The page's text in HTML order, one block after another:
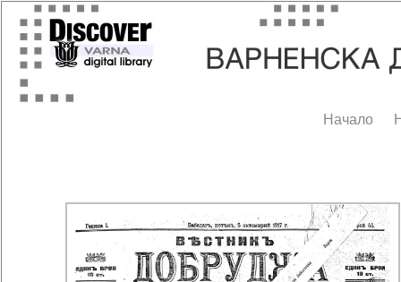
Начало